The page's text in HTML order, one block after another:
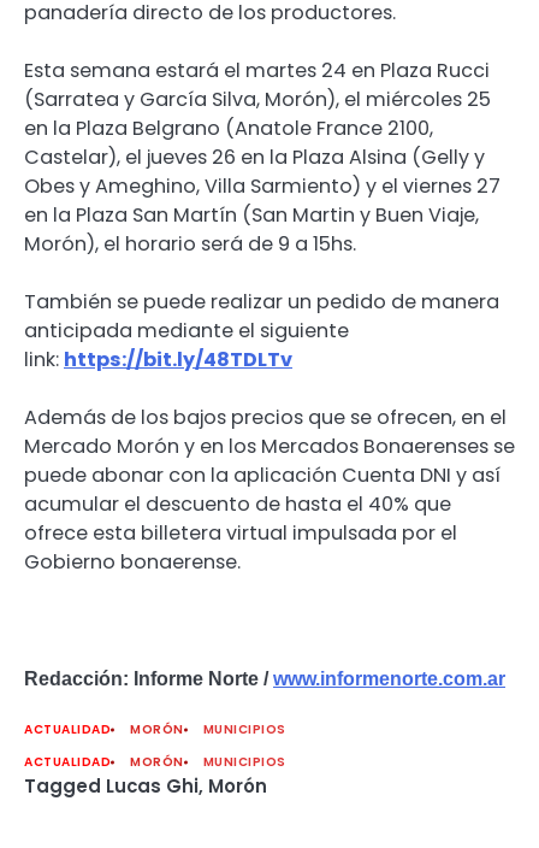
panadería directo de los productores.
Esta semana estará el martes 24 en Plaza Rucci
(Sarratea y García Silva, Morón), el miércoles 25
en la Plaza Belgrano (Anatole France 2100,
Castelar), el jueves 26 en la Plaza Alsina (Gelly y
Obes y Ameghino, Villa Sarmiento) y el viernes 27
en la Plaza San Martín (San Martin y Buen Viaje,
Morón), el horario será de 9 a 15hs.
También se puede realizar un pedido de manera
anticipada mediante el siguiente
link: https://bit.ly/48TDLTv
Además de los bajos precios que se ofrecen, en el
Mercado Morón y en los Mercados Bonaerenses se
puede abonar con la aplicación Cuenta DNI y así
acumular el descuento de hasta el 40% que
ofrece esta billetera virtual impulsada por el
Gobierno bonaerense.
Redacción: Informe Norte /www.informenorte.com.ar
ACTUALIDAD MORÓN
MUNICIPIOS
ACTUALIDAD
MORÓN MUNICIPIOS
Tagged Lucas Ghi, Morón